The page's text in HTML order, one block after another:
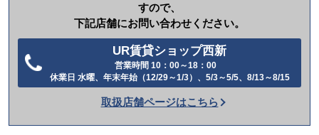
すので、
下記店舗にお問い合わせください。
UR賃貸ショップ西新
営業時間 10：00～18：00
休業日 水曜、年末年始（12/29～1/3）、5/3～5/5、8/13～8/15
話
か
取扱店舗ページはこちら